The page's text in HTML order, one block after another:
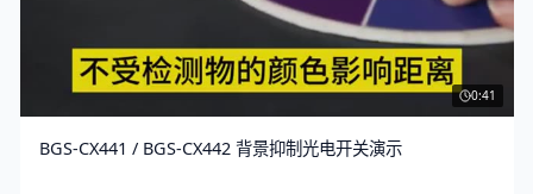
0:41
BGS-CX441 / BGS-CX442 背景抑制光电开关演示